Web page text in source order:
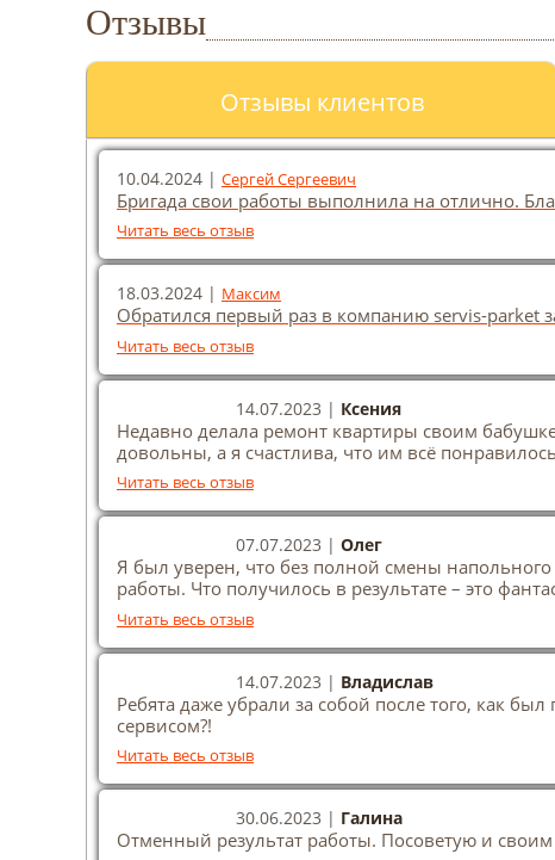
Отзывы
Отзывы клиентов
10.04.2024 | Сергей Сергеевич
Бригада свои работы выполнила на отлично.
Читать весь отзыв
18.03.2024 | Максим
Обратился первый раз в компанию servis-
Читать весь отзыв
14.07.2023 | Ксения
Недавно делала ремонт квартиры своим
довольны, а я счастлива, что им всё
Читать весь отзыв
07.07.2023 | Олег
Я был уверен, что без полной смены
работы. Что получилось в результате – это
Читать весь отзыв
14.07.2023 | Владислав
Ребята даже убрали за собой после того, как
сервисом?!
Читать весь отзыв
30.06.2023 | Галина
Отменный результат работы. Посоветую и